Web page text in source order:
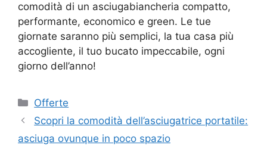
comodità di un asciugabiancheria compatto,
performante, economico e green. Le tue
giornate saranno più semplici, la tua casa più
accogliente, il tuo bucato impeccabile, ogni
giorno dell’anno!
Categorie
Offerte
Scopri la comodità dell’asciugatrice portatile:
asciuga ovunque in poco spazio